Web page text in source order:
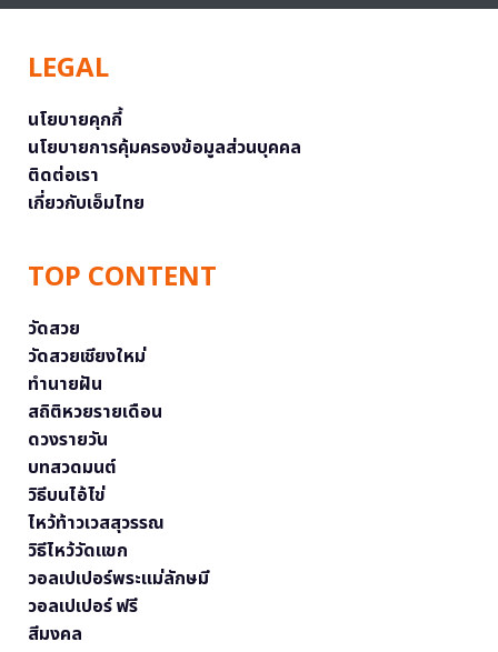
LEGAL
นโยบายคุกกี้
นโยบายการคุ้มครองข้อมูลส่วนบุคคล
ติดต่อเรา
เกี่ยวกับเอ็มไทย
TOP CONTENT
วัดสวย
วัดสวยเชียงใหม่
ทำนายฝัน
สถิติหวยรายเดือน
ดวงรายวัน
บทสวดมนต์
วิธีบนไอ้ไข่
ไหว้ท้าวเวสสุวรรณ
วิธีไหว้วัดแขก
วอลเปเปอร์พระแม่ลักษมี
วอลเปเปอร์ ฟรี
สีมงคล